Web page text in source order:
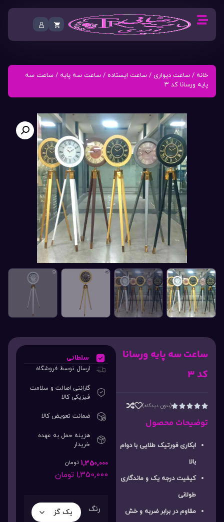
خانه / ساعت دیواری / ساعت ایستاده / ساعت سه پایه / ساعت سه
پایه ورسانا کد ۳
ساعت سه پایه ورسانا
کد ۳




(بدون دیدگاه)
توضیحات محصول
ابکاری فورتیک طلایی با دوام
بالا
کیفیت درجه یک و ماندگاری
طولانی
مقاوم در برابر ضربه و خش
سلطانی
ارسال توسط فروشگاه
گارانتی اصالت و سلامت
فیزیکی کالا
ضمانت تعویض کالا
هزینه حمل به عهده
خریدار
1,350,000 تومان
1,350,000 تومان
رنگ